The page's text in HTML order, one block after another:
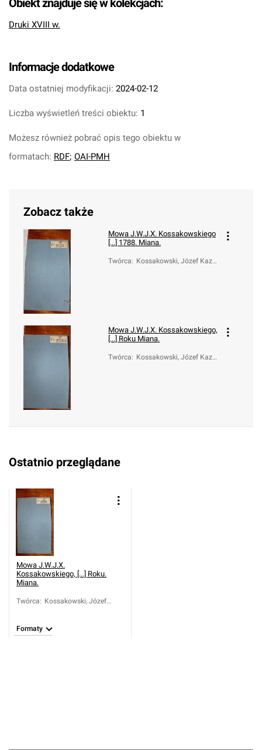
Obiekt znajduje się w kolekcjach:
Druki XVIII w.
Informacje dodatkowe
Data ostatniej modyfikacji: 2024-02-12
Liczba wyświetleń treści obiektu: 1
Możesz również pobrać opis tego obiektu w
formatach: RDF; OAI-PMH
Zobacz także
Mowa J.W.J.X. Kossakowskiego
[...] 1788. Miana.
Twórca: Kossakowski, Józef Kazi
Mowa J.W.J.X. Kossakowskiego,
[...] Roku Miana.
Twórca: Kossakowski, Józef Kazi
Ostatnio przeglądane
Mowa J.W.J.X.
Kossakowskiego, [...] Roku.
Miana.
Twórca: Kossakowski, Józef
Formaty